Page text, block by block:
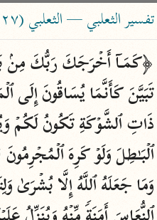
بحث تفسير
characters for
جامع البيان
تفسير الثعلبي — الثعلبي (٤٢٧ هـ)